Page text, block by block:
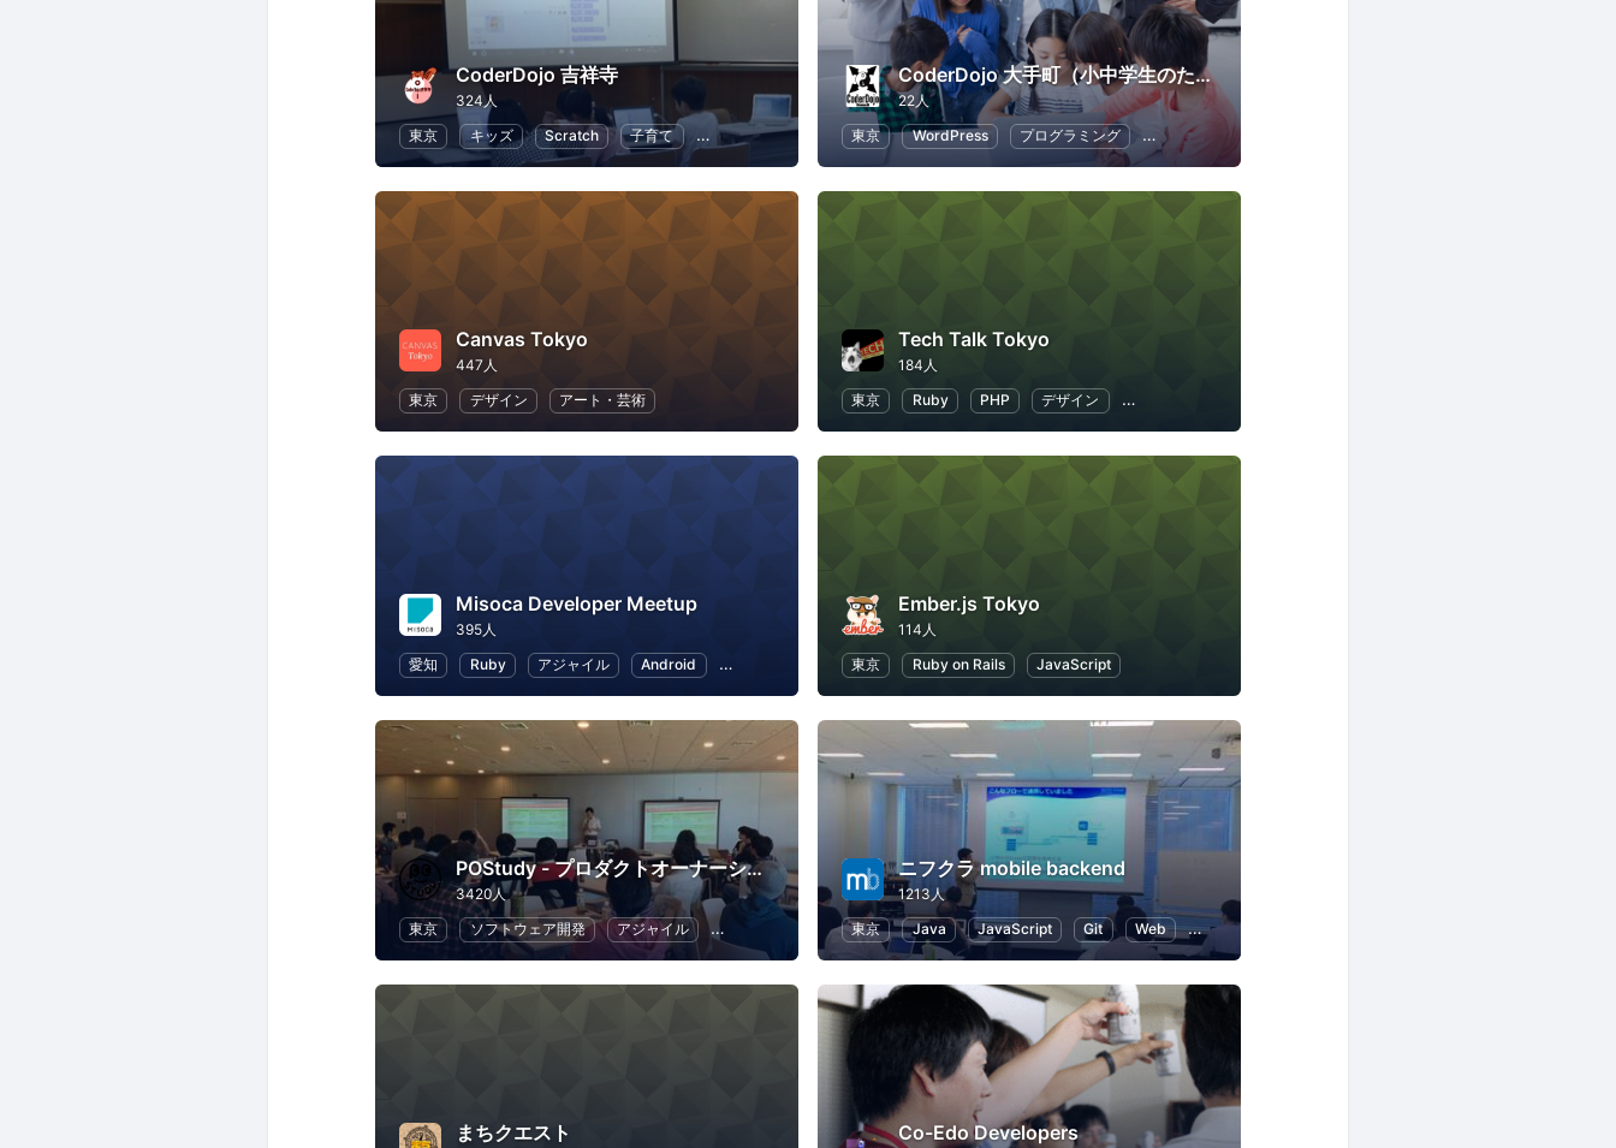
CoderDojo 吉祥寺
324人
東京
キッズ Scratch 子育て 子供向けプログラミング
CoderDojo 大手町（小中学生のためのプログラミング道場)
22人
東京
WordPress プログラミング キッズ
Canvas Tokyo
447人
東京
デザイン アート・芸術
Tech Talk Tokyo
184人
東京
Ruby PHP デザイン JavaScript
Misoca Developer Meetup
395人
愛知
Ruby アジャイル Android iOS ワークライフバランス
Ember.js Tokyo
114人
東京
Ruby on Rails JavaScript
POStudy - プロダクトオーナーシップ研究会 -
3420人
東京
ソフトウェア開発 アジャイル スクラム ビジネス UX
ニフクラ mobile backend
1213人
東京
Java JavaScript Git Web iOS
まちクエスト Co-Edo Developers